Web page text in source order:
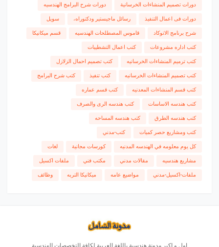
دورات تصميم المنشاءات الخرسانية دورات شرح البرامج الهندسيه
دورات فى اعمال التنفيذ رسائل ماجيستير ودكتوراه، سويل
شرح برنامج الاتوكاد قاموس المصطلحات الهندسيه قسم ميكانيكا
كتب اداره مشروعات كتب اعمال التشطيبات
كتب ترميم المنشاءات الخرسانيه كتب تصميم احمال الزلازل
كتب تصميم المنشاءات الخرسانيه كتب تنفيذ كتب شرح البرامج
كتب قسم المنشاءات المعدنيه كتب قسم عماره
كتب هندسه الاساسات كتب هندسه الرى والصرف
كتب هندسه الطرق كتب هندسه المساحه
كتب ومشاريع حصر كميات كتب-مدني
كل يوم معلومه في الهندسه المدنيه كورسات مجانية لغات
مشاريع هندسيه مقالات مدني مكتب فني ملفات اكسيل
ملفات-اكسيل-مدني مواضيع عامه ميكانيكا التربه وظائف
اول و اكبر مدونة هندسية باللغة العربية لكافة التخصصات الهندسية